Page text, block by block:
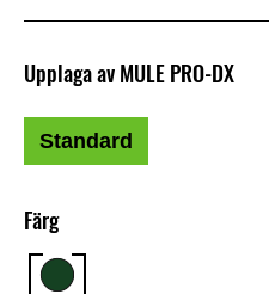
Färg
Upplaga av MULE PRO-DX
Standard